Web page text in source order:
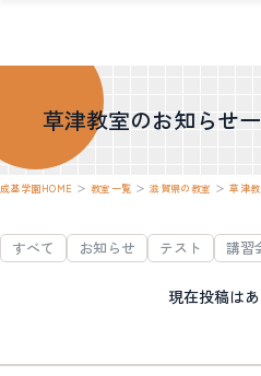
草津教室のお知らせ
成基学園HOME ＞ 教室一覧 ＞滋賀県の教室 ＞草津
すべて お知らせ テスト 講習
現在投稿は